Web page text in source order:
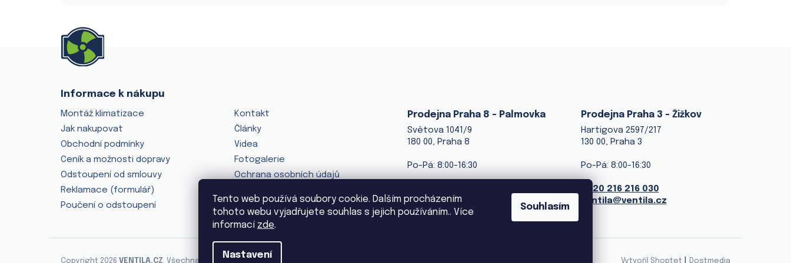
Tento web používá soubory cookie. Dalším procházením
tohoto webu vyjadřujete souhlas s jejich používáním.. Více
informací zde.
Nastavení
Souhlasím
Informace k nákupu
Montáž klimatizace
Jak nakupovat
Obchodní podmínky
Ceník a možnosti dopravy
Odstoupení od smlouvy
Reklamace (formulář)
Poučení o odstoupení
Kontakt
Články
Videa
Fotogalerie
Ochrana osobních údajů
Prodejna Praha 8 - Palmovka
Světova 1041/9
180 00, Praha 8
Po-Pá: 8:00-16:30
ventila@ventila.cz
Prodejna Praha 3 - Žižkov
Hartigova 2597/217
130 00, Praha 3
Po-Pá: 8:00-16:30
+420 216 216 030
ventila@ventila.cz
Vytvořil Shoptet Dostmedia
Copyright 2026 VENTILA.CZ. Všechna práva vyhrazena.